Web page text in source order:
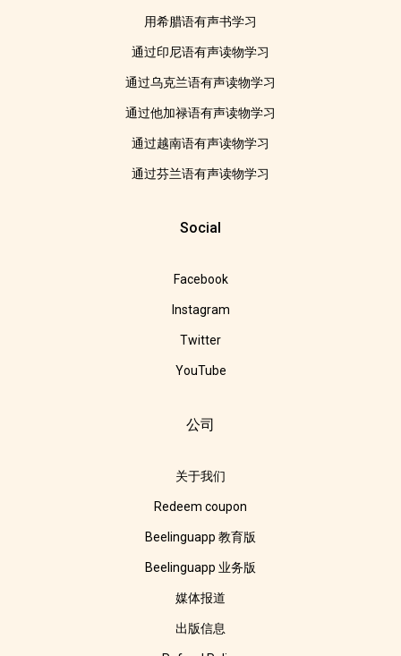
用希腊语有声书学习
通过印尼语有声读物学习
通过乌克兰语有声读物学习
通过他加禄语有声读物学习
通过越南语有声读物学习
通过芬兰语有声读物学习
Social
Facebook
Instagram
Twitter
YouTube
公司
关于我们
Redeem coupon
Beelinguapp 教育版
Beelinguapp 业务版
媒体报道
出版信息